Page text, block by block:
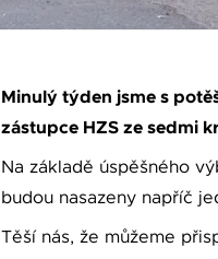
Minulý týden jsme s
zástupce HZS ze sedmi
Na základě úspěšného
budou nasazeny napříč
Těší nás, že můžeme